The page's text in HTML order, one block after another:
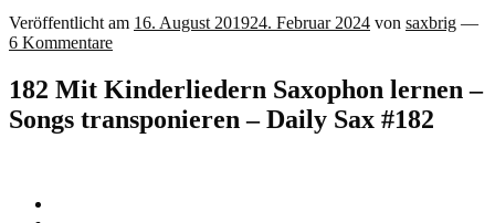
Veröffentlicht am 16. August 201924. Februar 2024 von saxbrig —
6 Kommentare
182 Mit Kinderliedern Saxophon lernen –
Songs transponieren – Daily Sax #182